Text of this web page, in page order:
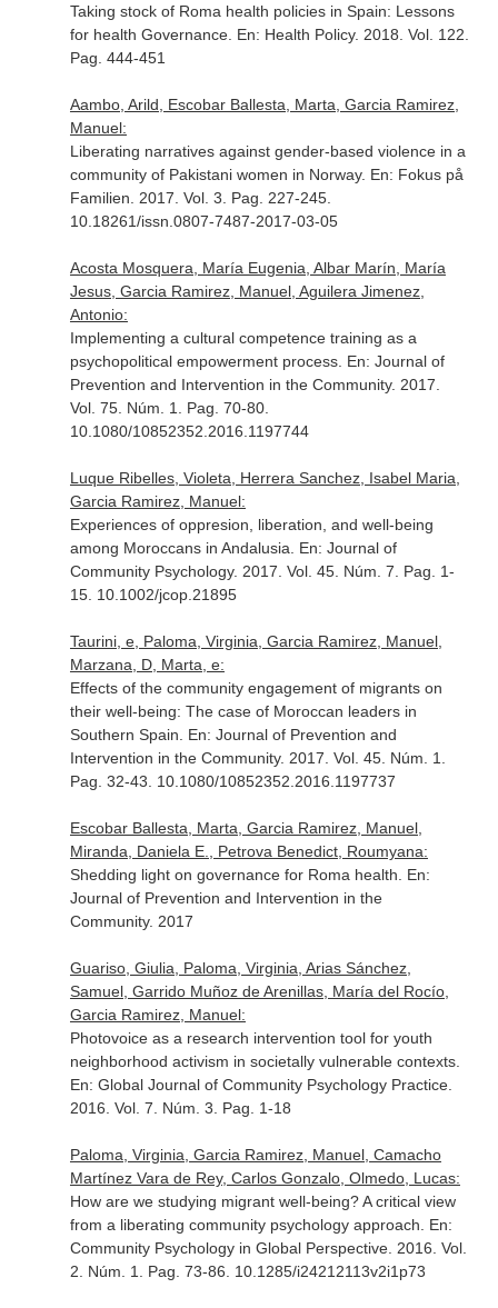
Taking stock of Roma health policies in Spain: Lessons
for health Governance. En: Health Policy. 2018. Vol. 122.
Pag. 444-451
Aambo, Arild, Escobar Ballesta, Marta, Garcia Ramirez,
Manuel:
Liberating narratives against gender-based violence in a
community of Pakistani women in Norway. En: Fokus på
Familien . 2017. Vol. 3. Pag. 227-245.
10.18261/issn.0807-7487-2017-03-05
Acosta Mosquera, María Eugenia, Albar Marín, María
Jesus, Garcia Ramirez, Manuel, Aguilera Jimenez,
Antonio:
Implementing a cultural competence training as a
psychopolitical empowerment process. En: Journal of
Prevention and Intervention in the Community. 2017.
Vol. 75. Núm. 1. Pag. 70-80.
10.1080/10852352.2016.1197744
Luque Ribelles, Violeta, Herrera Sanchez, Isabel Maria,
Garcia Ramirez, Manuel:
Experiences of oppresion, liberation, and well-being
among Moroccans in Andalusia. En: Journal of
Community Psychology. 2017. Vol. 45. Núm. 7. Pag. 1-
15. 10.1002/jcop.21895
Taurini, e, Paloma, Virginia, Garcia Ramirez, Manuel,
Marzana, D, Marta, e:
Effects of the community engagement of migrants on
their well-being: The case of Moroccan leaders in
Southern Spain. En: Journal of Prevention and
Intervention in the Community. 2017. Vol. 45. Núm. 1.
Pag. 32-43. 10.1080/10852352.2016.1197737
Escobar Ballesta, Marta, Garcia Ramirez, Manuel,
Miranda, Daniela E., Petrova Benedict, Roumyana:
Shedding light on governance for Roma health. En:
Journal of Prevention and Intervention in the
Community. 2017
Guariso, Giulia, Paloma, Virginia, Arias Sánchez,
Samuel, Garrido Muñoz de Arenillas, María del Rocío,
Garcia Ramirez, Manuel:
Photovoice as a research intervention tool for youth
neighborhood activism in societally vulnerable contexts.
En: Global Journal of Community Psychology Practice.
2016. Vol. 7. Núm. 3. Pag. 1-18
Paloma, Virginia, Garcia Ramirez, Manuel, Camacho
Martínez Vara de Rey, Carlos Gonzalo, Olmedo, Lucas:
How are we studying migrant well-being? A critical view
from a liberating community psychology approach. En:
Community Psychology in Global Perspective. 2016. Vol.
2. Núm. 1. Pag. 73-86. 10.1285/i24212113v2i1p73